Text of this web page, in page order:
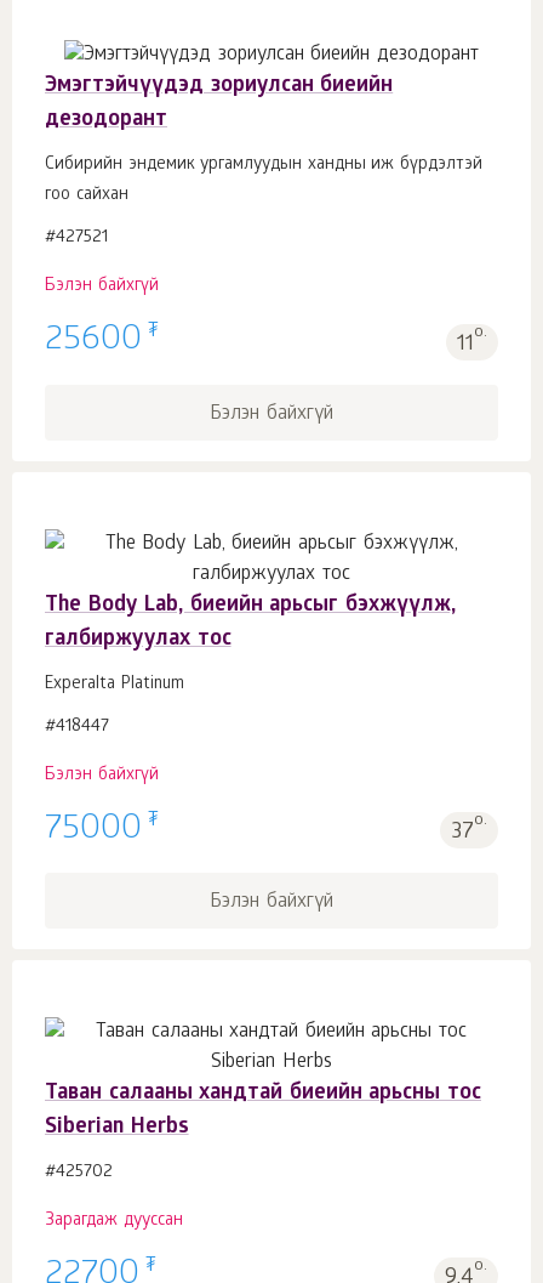
Эмэгтэйчүүдэд зориулсан биеийн
дезодорант
Сибирийн эндемик ургамлуудын хандны иж бүрдэлтэй
гоо сайхан
#427521
Бэлэн байхгүй
25600 ₮ 11о.
Бэлэн байхгүй
The Body Lab, биеийн арьсыг бэхжүүлж,
галбиржуулах тос
Experalta Platinum
#418447
Бэлэн байхгүй
75000 ₮ 37о.
Бэлэн байхгүй
Таван салааны хандтай биеийн арьсны тос
Siberian Herbs
#425702
Зарагдаж дууссан
₮ о.